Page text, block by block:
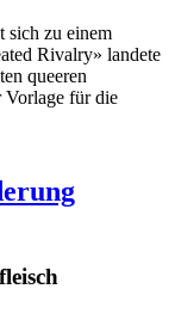
sich zu einem
Rivalry» landete
queeren
Vorlage für die